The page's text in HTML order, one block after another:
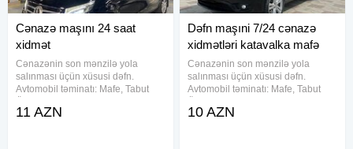
Cənazə maşını 24 saat
xidmət
Cənazənin son mənzilə yola
salınması üçün xüsusi dəfn.
Avtomobil təminatı: Mafe, Tabut
xüsusi sink tabutların təşkili.
11 AZN
Dəfn maşıni 7/24 cənazə
xidmətləri katavalka mafə
Cənazənin son mənzilə yola
salınması üçün xüsusi dəfn.
Avtomobil təminatı: Mafe, Tabut
xüsusi sink tabutların təşkili.
10 AZN